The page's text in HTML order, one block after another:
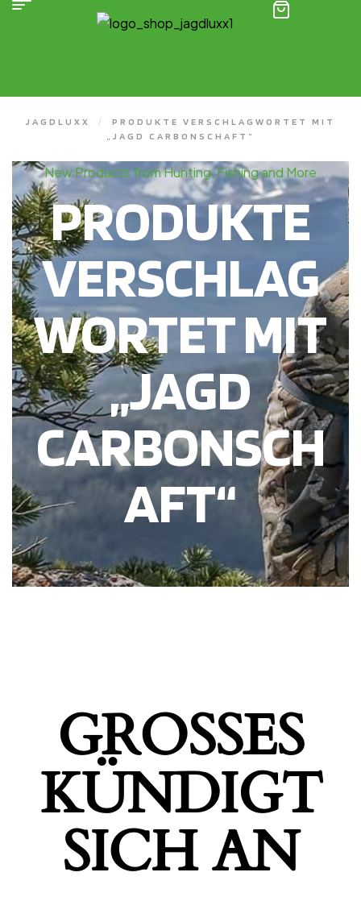
JAGDLUXX /
PRODUKTE VERSCHLAGWORTET MIT
„JAGD CARBONSCHAFT“
New Products from Hunting, Fishing and More
PRODUKTE
VERSCHLAG
WORTET MIT
„JAGD
CARBONSCH
AFT“
GROSSES K
ÜNDIGT S
ICH AN